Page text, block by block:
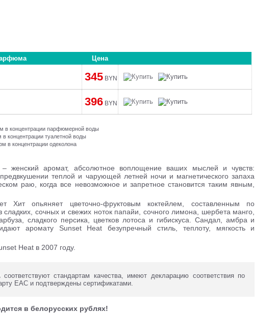
Цена
345 BYN
396 BYN
в концентрации парфюмерной воды
концентрации туалетной воды
в концентрации одеколона
женский аромат, абсолютное воплощение ваших мыслей и чувств:
теплой и чарующей летней ночи и магнетического запаха
раю, когда все невозможное и запретное становится таким явным,
Хит опьяняет цветочно-фруктовым коктейлем, составленным по
сладких, сочных и свежих ноток папайи, сочного лимона, шербета манго,
сладкого персика, цветков лотоса и гибискуса. Сандал, амбра и
аромату Sunset Heat безупречный стиль, теплоту, мягкость и
Heat в 2007 году.
стандартам качества, имеют декларацию соответствия по
ЕАС и подтверждены сертификатами.
в белорусских рублях!